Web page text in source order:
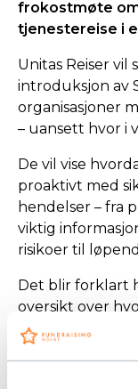
frokostmøte
tjenestereise i
Unitas Reiser vil
introduksjon av
organisasjoner
– uansett hvor i
De vil vise
proaktivt med
hendelser – fra
viktig
risikoer til
Det blir forklart
oversikt over
samt mulighet
informere dem